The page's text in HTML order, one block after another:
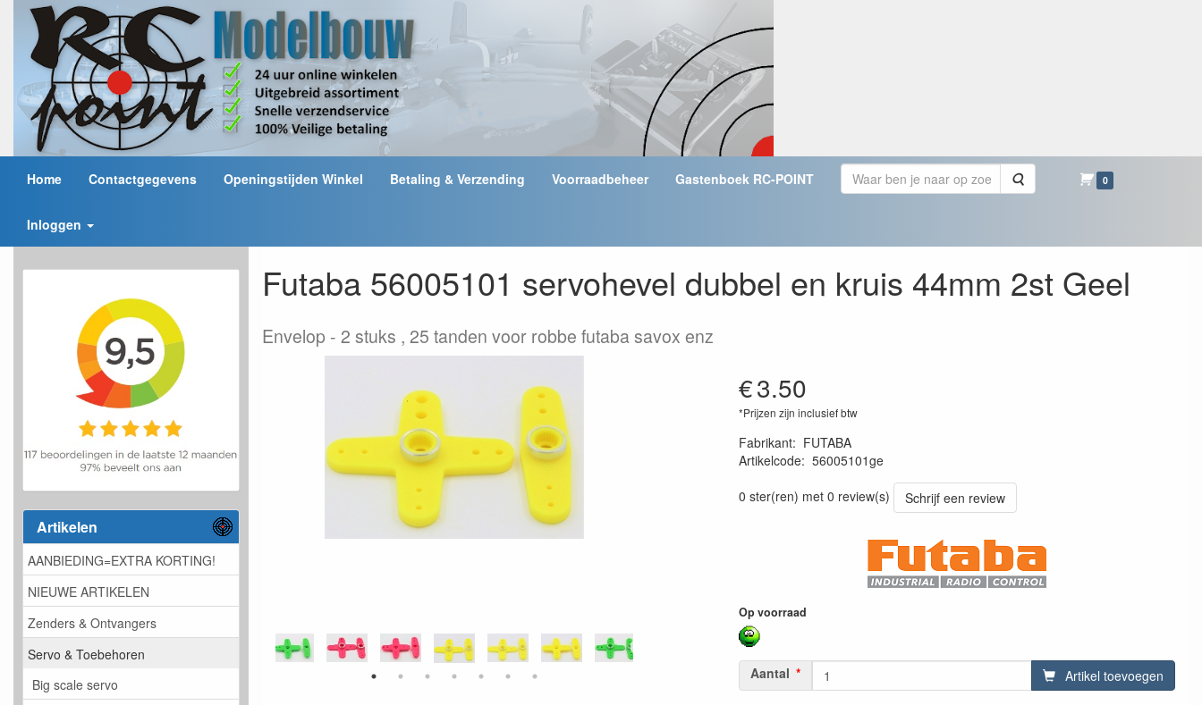
Home Contactgegevens Openingstijden Winkel Betaling & Verzending Voorraadbeheer Gastenboek RC-POINT Zoeken 0
Inloggen
Artikelen
AANBIEDING=EXTRA KORTING!
NIEUWE ARTIKELEN
Zenders & Ontvangers
Servo & Toebehoren
Big scale servo
Futaba 56005101 servohevel dubbel en kruis 44mm 2st Geel
Envelop 2 stuks , 25 tanden voor robbe futaba savox enz
€3.50
*Prijzen zijn inclusief btw
Fabrikant: FUTABA
Artikelcode: 56005101ge
0 ster(ren) met 0 review(s)
Schrijf een review
Op voorraad
Aantal Artikel toevoegen